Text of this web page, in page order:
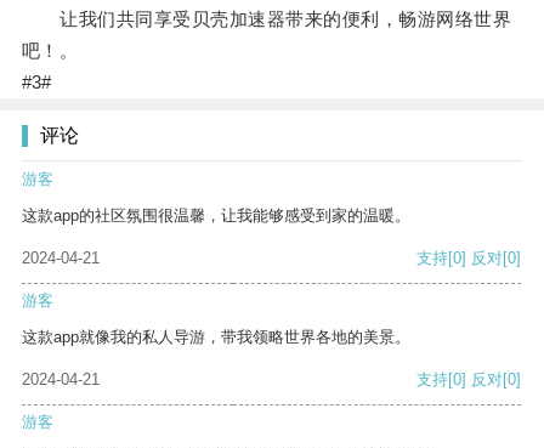
让我们共同享受贝壳加速器带来的便利，畅游网络世界
吧！。
#3#
评论
游客
这款app的社区氛围很温馨，让我能够感受到家的温暖。
2024-04-21 支持[0] 反对[0]
游客
这款app就像我的私人导游，带我领略世界各地的美景。
2024-04-21 支持[0] 反对[0]
游客